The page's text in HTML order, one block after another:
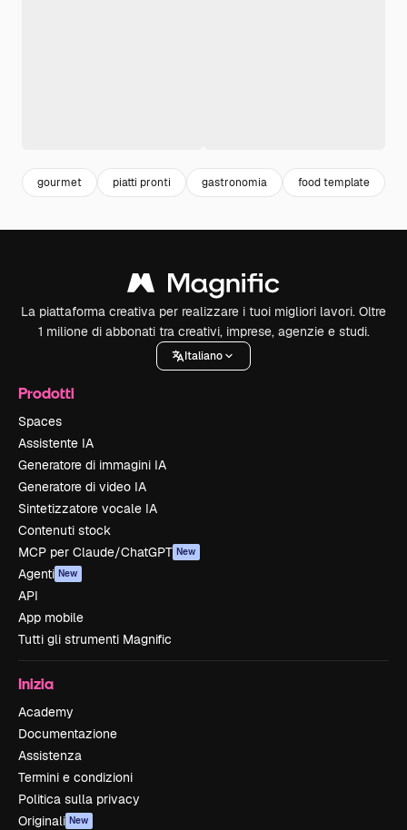
gourmet piatti pronti gastronomia food template
La piattaforma creativa per realizzare i tuoi migliori lavori. Oltre
1 milione di abbonati tra creativi, imprese, agenzie e studi.
Italiano
Prodotti
Spaces
Assistente IA
Generatore di immagini IA
Generatore di video IA
Sintetizzatore vocale IA
Contenuti stock
MCP per Claude/ChatGPT New
Agenti New
API
App mobile
Tutti gli strumenti Magnific
Inizia
Academy
Documentazione
Assistenza
Termini e condizioni
Politica sulla privacy
Originali New